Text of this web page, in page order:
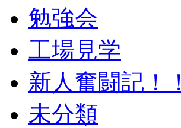
勉強会
工場見学
新人奮闘記！！
未分類